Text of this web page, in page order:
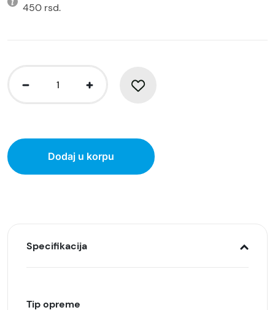
450 rsd.
Dodaj u korpu
Specifikacija
Tip opreme